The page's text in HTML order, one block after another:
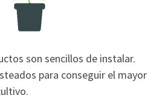
son sencillos de instalar.
para conseguir el mayor